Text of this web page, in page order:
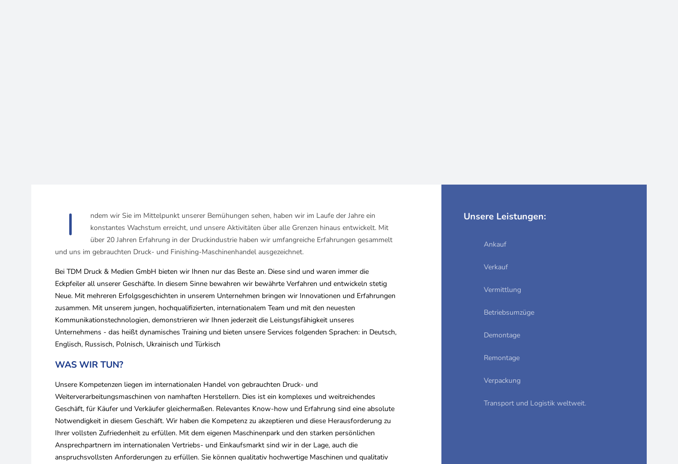
I
ndem wir Sie im Mittelpunkt unserer Bemühungen sehen, haben wir im Laufe der Jahre ein
konstantes Wachstum erreicht, und unsere Aktivitäten über alle Grenzen hinaus entwickelt. Mit
über 20 Jahren Erfahrung in der Druckindustrie haben wir umfangreiche Erfahrungen gesammelt
und uns im gebrauchten Druck- und Finishing-Maschinenhandel ausgezeichnet.
Bei TDM Druck & Medien GmbH bieten wir Ihnen nur das Beste an. Diese sind und waren immer die
Eckpfeiler all unserer Geschäfte. In diesem Sinne bewahren wir bewährte Verfahren und entwickeln stetig
Neue. Mit mehreren Erfolgsgeschichten in unserem Unternehmen bringen wir Innovationen und Erfahrungen
zusammen. Mit unserem jungen, hochqualifizierten, internationalem Team und mit den neuesten
Kommunikationstechnologien, demonstrieren wir Ihnen jederzeit die Leistungsfähigkeit unseres
Unternehmens - das heißt dynamisches Training und bieten unsere Services folgenden Sprachen: in Deutsch,
Englisch, Russisch, Polnisch, Ukrainisch und Türkisch
WAS WIR TUN?
Unsere Kompetenzen liegen im internationalen Handel von gebrauchten Druck- und
Weiterverarbeitungsmaschinen von namhaften Herstellern. Dies ist ein komplexes und weitreichendes
Geschäft, für Käufer und Verkäufer gleichermaßen. Relevantes Know-how und Erfahrung sind eine absolute
Notwendigkeit in diesem Geschäft. Wir haben die Kompetenz zu akzeptieren und diese Herausforderung zu
Ihrer vollsten Zufriedenheit zu erfüllen. Mit dem eigenen Maschinenpark und den starken persönlichen
Ansprechpartnern im internationalen Vertriebs- und Einkaufsmarkt sind wir in der Lage, auch die
anspruchsvollsten Anforderungen zu erfüllen. Sie können qualitativ hochwertige Maschinen und qualitativ
Unsere Leistungen:
Ankauf
Verkauf
Vermittlung
Betriebsumzüge
Demontage
Remontage
Verpackung
Transport und Logistik weltweit.